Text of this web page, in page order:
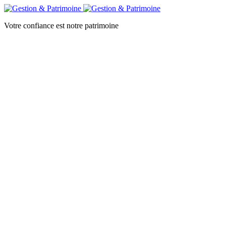
Votre confiance est notre patrimoine